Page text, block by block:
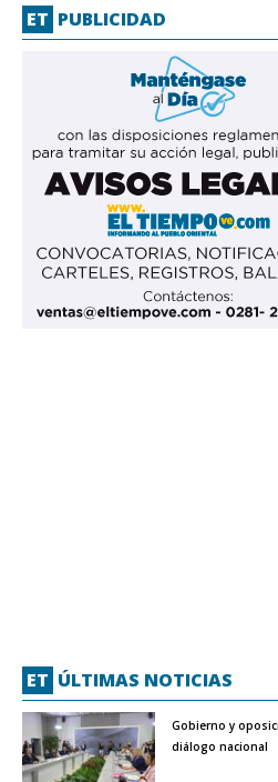
ET PUBLICIDAD
ET ÚLTIMAS NOTICIAS
Gobierno y
diálogo nacional